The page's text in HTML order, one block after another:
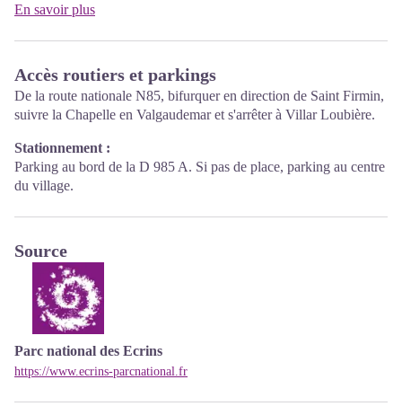
labellisée «Tourisme et handicap». Entrée libre. Toutes les
En savoir plus
Accès routiers et parkings
De la route nationale N85, bifurquer en direction de Saint Firmin,
suivre la Chapelle en Valgaudemar et s'arrêter à Villar Loubière.
Stationnement :
Parking au bord de la D 985 A. Si pas de place, parking au centre
du village.
Source
Parc national des Ecrins
https://www.ecrins-parcnational.fr